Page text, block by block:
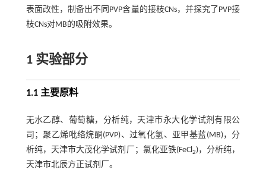
表面改性，制备出不同PVP含量的接枝CNs，并探究了PVP接
枝CNs对MB的吸附效果。
1 实验部分
1.1 主要原料
无水乙醇、葡萄糖，分析纯，天津市永大化学试剂有限公
司；聚乙烯吡络烷酮(PVP)、过氧化氢、亚甲基蓝(MB)，分
析纯，天津市大茂化学试剂厂；氯化亚铁(FeCl2)，分析纯，
天津市北辰方正试剂厂。